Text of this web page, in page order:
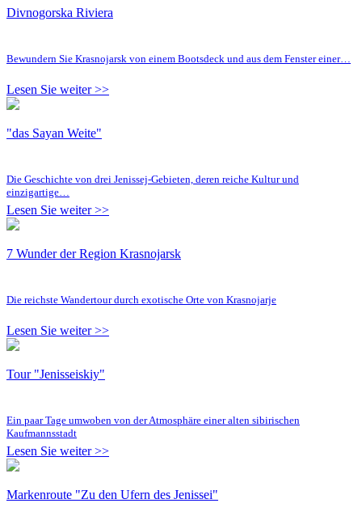
Divnogorska Riviera
Bewundern Sie Krasnojarsk von einem Bootsdeck und aus dem Fenster einer…
Lesen Sie weiter >>
"das Sayan Weite"
Die Geschichte von drei Jenissej-Gebieten, deren reiche Kultur und
einzigartige…
Lesen Sie weiter >>
7 Wunder der Region Krasnojarsk
Die reichste Wandertour durch exotische Orte von Krasnojarje
Lesen Sie weiter >>
Tour "Jenisseiskiy"
Ein paar Tage umwoben von der Atmosphäre einer alten sibirischen
Kaufmannsstadt
Lesen Sie weiter >>
Markenroute "Zu den Ufern des Jenissei"